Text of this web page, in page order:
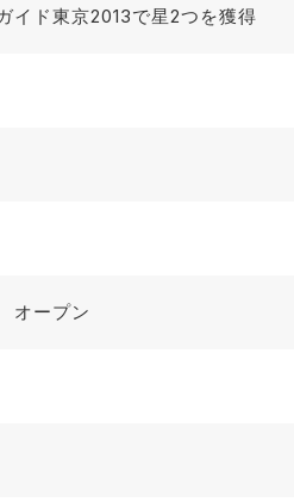
イド東京2013で星2つを獲得
オープン